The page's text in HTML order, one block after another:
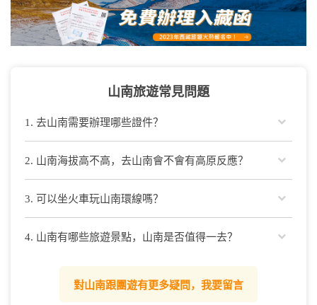
山南旅遊常見問題
1. 去山南需要辦理哪些證件？ 
2. 山南海拔高不高，去山南會不會有高原反應？ 
3. 可以坐火車玩山南環線嗎？ 
4. 山南有哪些旅遊景點，山南是否值得一去？ 
對山南跟團遊有更多疑問，我要留言